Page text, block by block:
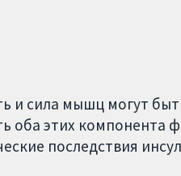
и сила мышц могут
оба этих компонента
последствия